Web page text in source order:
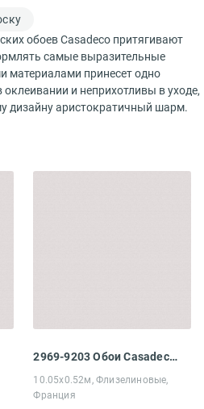
обоев Casadeco притягивают
самые выразительные
материалами принесет одно
оклеивании и неприхотливы в уходе,
дизайну аристократичный шарм.
2969-9203 Обои Casadeco My little world
10.05х0.52м, Флизелиновые,
Франция